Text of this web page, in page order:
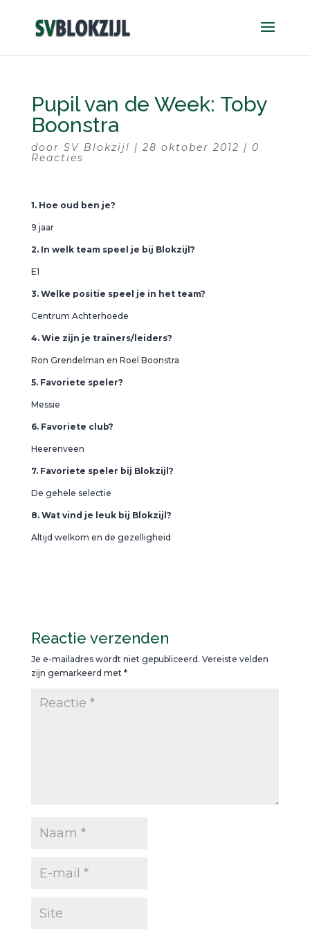
Pupil van de Week: Toby
Boonstra
door SV Blokzijl | 28 oktober 2012 | 0
Reacties
1. Hoe oud ben je?
9 jaar
2. In welk team speel je bij Blokzijl?
E1
3. Welke positie speel je in het team?
Centrum Achterhoede
4. Wie zijn je trainers/leiders?
Ron Grendelman en Roel Boonstra
5. Favoriete speler?
Messie
6. Favoriete club?
Heerenveen
7. Favoriete speler bij Blokzijl?
De gehele selectie
8. Wat vind je leuk bij Blokzijl?
Altijd welkom en de gezelligheid
Reactie verzenden
Je e-mailadres wordt niet gepubliceerd. Vereiste velden
zijn gemarkeerd met *